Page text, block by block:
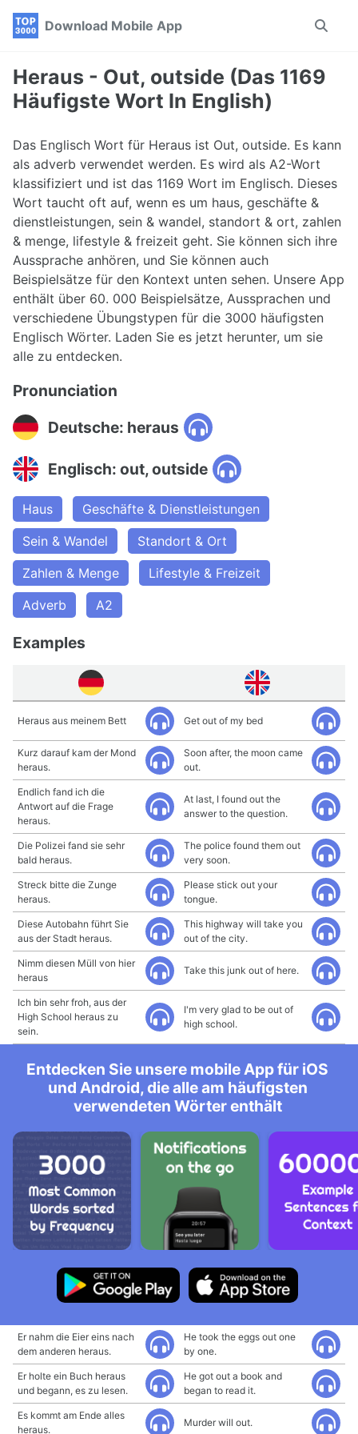
Skip
navigation
Skip
Skip
Download Mobile App
Toggle
Heraus - Out, outside (Das 1169
Häufigste Wort In English)
Das Englisch Wort für Heraus ist Out, outside. Es kann
als adverb verwendet werden. Es wird als A2-Wort
klassifiziert und ist das 1169 Wort im Englisch. Dieses
Wort taucht oft auf, wenn es um haus, geschäfte &
dienstleistungen, sein & wandel, standort & ort, zahlen
& menge, lifestyle & freizeit geht. Sie können sich ihre
Aussprache anhören, und Sie können auch
Beispielsätze für den Kontext unten sehen. Unsere App
enthält über 60. 000 Beispielsätze, Aussprachen und
verschiedene Übungstypen für die 3000 häufigsten
Englisch Wörter. Laden Sie es jetzt herunter, um sie
alle zu entdecken.
Pronunciation
Deutsche: heraus
Englisch: out, outside
Haus
Geschäfte & Dienstleistungen
Sein & Wandel
Standort & Ort
Zahlen & Menge
Lifestyle & Freizeit
Adverb
A2
Examples
Heraus aus meinem Bett Get out of my bed
Kurz darauf kam der Mond
heraus.
Soon after, the moon came
out.
Endlich fand ich die
Antwort auf die Frage
heraus.
At last, I found out the
answer to the question.
Die Polizei fand sie sehr
bald heraus.
The police found them out
very soon.
Streck bitte die Zunge
heraus.
Please stick out your
tongue.
Diese Autobahn führt Sie
aus der Stadt heraus.
This highway will take you
out of the city.
Nimm diesen Müll von hier
heraus
Take this junk out of here.
Ich bin sehr froh, aus der
High School heraus zu
sein.
I'm very glad to be out of
high school.
Entdecken Sie unsere mobile App für iOS
und Android, die alle am häufigsten
verwendeten Wörter enthält
Er nahm die Eier eins nach
dem anderen heraus.
He took the eggs out one
by one.
Er holte ein Buch heraus
und begann, es zu lesen.
He got out a book and
began to read it.
Es kommt am Ende alles
heraus.
Murder will out.